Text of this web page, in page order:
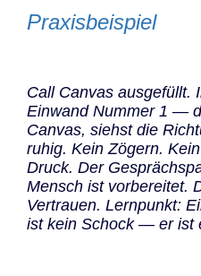
Praxisbeispiel
Call Canvas ausgefüllt.
Einwand Nummer 1 —
Canvas, siehst die
ruhig. Kein Zögern.
Druck. Der
Mensch ist vorbereitet.
Vertrauen. Lernpunkt:
ist kein Schock — er ist